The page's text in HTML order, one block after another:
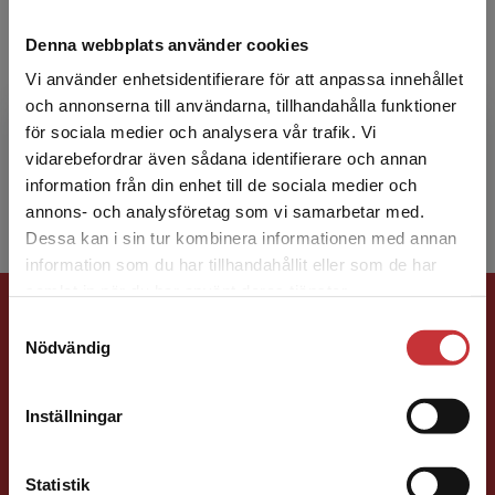
Denna webbplats använder cookies
Vi använder enhetsidentifierare för att anpassa innehållet
och annonserna till användarna, tillhandahålla funktioner
för sociala medier och analysera vår trafik. Vi
vidarebefordrar även sådana identifierare och annan
information från din enhet till de sociala medier och
annons- och analysföretag som vi samarbetar med.
Dessa kan i sin tur kombinera informationen med annan
information som du har tillhandahållit eller som de har
Nödvändig
Inställningar
Statistik
Begränsad fraktregion
Det verkar som att du besöker
studentlitteratur.se via en enhet utanför Sverige.
Vi erbjuder inte leveranser utanför Sverige. För
att kunna slutföra ett köp måste
Jonas Wikström
Jonas Wikström är leg. sjuksköterska med
specialistutbildning i akut- och
olycksfallssjukvård, anestesi och intensivvård.
Han har en fil.kand. i ak...
Förlagskontakt